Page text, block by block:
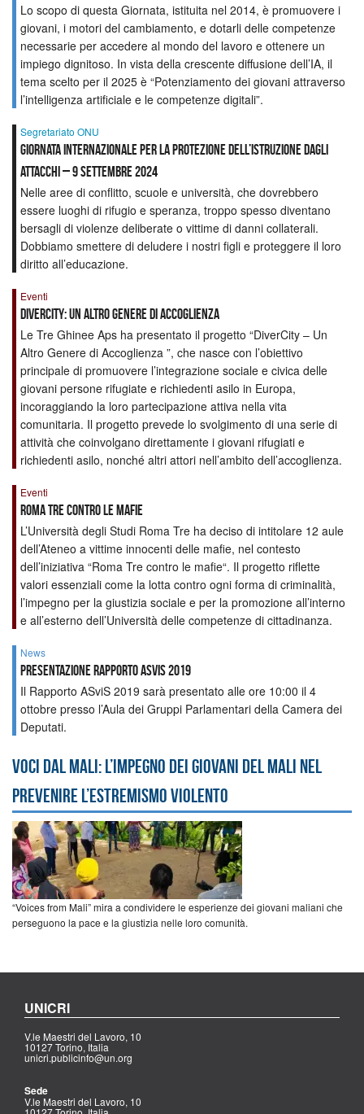
Lo scopo di questa Giornata, istituita nel 2014, è promuovere i
giovani, i motori del cambiamento, e dotarli delle competenze
necessarie per accedere al mondo del lavoro e ottenere un
impiego dignitoso. In vista della crescente diffusione dell’IA, il
tema scelto per il 2025 è “Potenziamento dei giovani attraverso
l’intelligenza artificiale e le competenze digitali”.
Segretariato ONU
Giornata internazionale per la protezione dell’istruzione dagli
attacchi – 9 settembre 2024
Nelle aree di conflitto, scuole e università, che dovrebbero
essere luoghi di rifugio e speranza, troppo spesso diventano
bersagli di violenze deliberate o vittime di danni collaterali.
Dobbiamo smettere di deludere i nostri figli e proteggere il loro
diritto all’educazione.
Eventi
DiverCity: Un Altro Genere di Accoglienza
Le Tre Ghinee Aps ha presentato il progetto “DiverCity – Un
Altro Genere di Accoglienza ”, che nasce con l’obiettivo
principale di promuovere l’integrazione sociale e civica delle
giovani persone rifugiate e richiedenti asilo in Europa,
incoraggiando la loro partecipazione attiva nella vita
comunitaria. Il progetto prevede lo svolgimento di una serie di
attività che coinvolgano direttamente i giovani rifugiati e
richiedenti asilo, nonché altri attori nell’ambito dell’accoglienza.
Eventi
Roma Tre contro le mafie
L’Università degli Studi Roma Tre ha deciso di intitolare 12 aule
dell’Ateneo a vittime innocenti delle mafie, nel contesto
dell’iniziativa “Roma Tre contro le mafie“. Il progetto riflette
valori essenziali come la lotta contro ogni forma di criminalità,
l’impegno per la giustizia sociale e per la promozione all’interno
e all’esterno dell’Università delle competenze di cittadinanza.
News
Presentazione Rapporto ASviS 2019
Il Rapporto ASviS 2019 sarà presentato alle ore 10:00 il 4
ottobre presso l’Aula dei Gruppi Parlamentari della Camera dei
Deputati.
Voci dal Mali: l’impegno dei giovani del Mali nel
prevenire l’estremismo violento
“Voices from Mali” mira a condividere le esperienze dei giovani maliani che
perseguono la pace e la giustizia nelle loro comunità.
UNICRI
V.le Maestri del Lavoro, 10
10127 Torino, Italia
unicri.publicinfo@un.org
Sede
V.le Maestri del Lavoro, 10